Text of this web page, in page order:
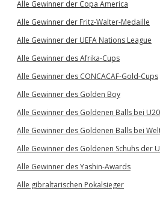
Alle Gewinner der Copa America
Alle Gewinner der Fritz-Walter-Medaille
Alle Gewinner der UEFA Nations League
Alle Gewinner des Afrika-Cups
Alle Gewinner des CONCACAF-Gold-Cups
Alle Gewinner des Golden Boy
Alle Gewinner des Goldenen Balls bei
Alle Gewinner des Goldenen Balls bei
Alle Gewinner des Goldenen Schuhs der
Alle Gewinner des Yashin-Awards
Alle gibraltarischen Pokalsieger